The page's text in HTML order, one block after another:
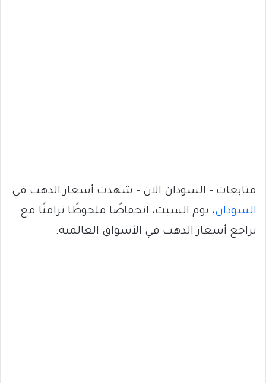
متابعات – السودان الان – شهدت أسعار الذهب في
السودان، يوم السبت، انخفاضًا ملحوظًا تزامنًا مع
تراجع أسعار الذهب في الأسواق العالمية.